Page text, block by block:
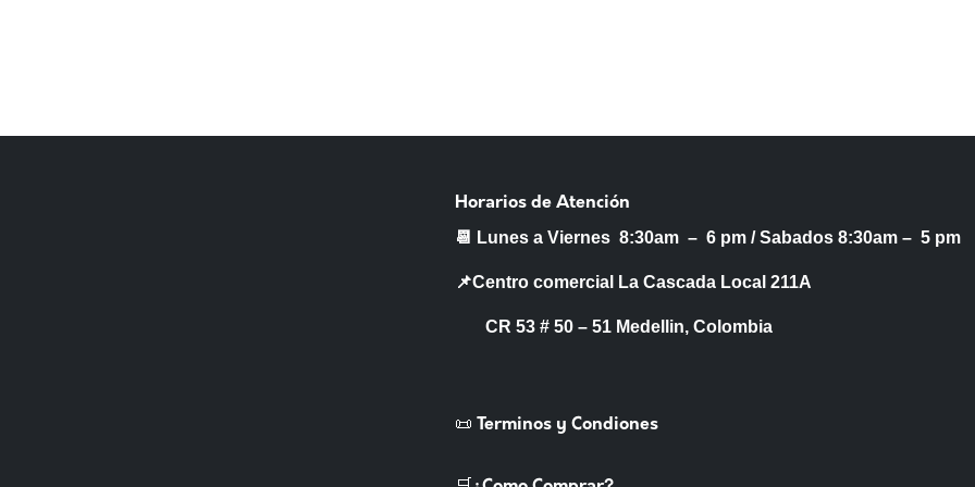
Horarios de Atención
📆 Lunes a Viernes 8:30am – 6 pm /Sabados 8:30am – 5 pm
📌Centro comercial La Cascada Local 211A
CR 53 # 50 – 51 Medellin, Colombia
📜 Terminos y Condiones